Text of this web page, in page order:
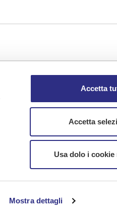
Mostra dettagli
Accetta
Accetta
Usa dolo i cookie